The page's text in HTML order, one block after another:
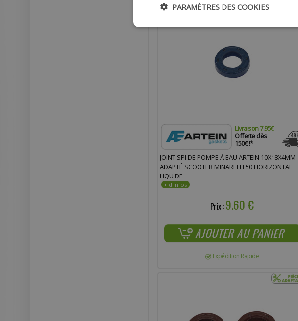
Livraison 7.95€
Offerte dès
150€ !*
JOINT SPI DE POMPE À EAU ARTEIN 10X18X4MM
ADAPTÉ SCOOTER MINARELLI 50 HORIZONTAL
LIQUIDE
Prix :9.60 €
AJOUTER AU PANIER
Expédition Rapide
PARAMÈTRES DES COOKIES